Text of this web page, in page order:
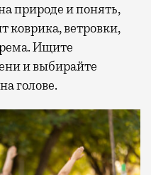
природе и понять,
коврика, ветровки,
Ищите
и выбирайте
голове.